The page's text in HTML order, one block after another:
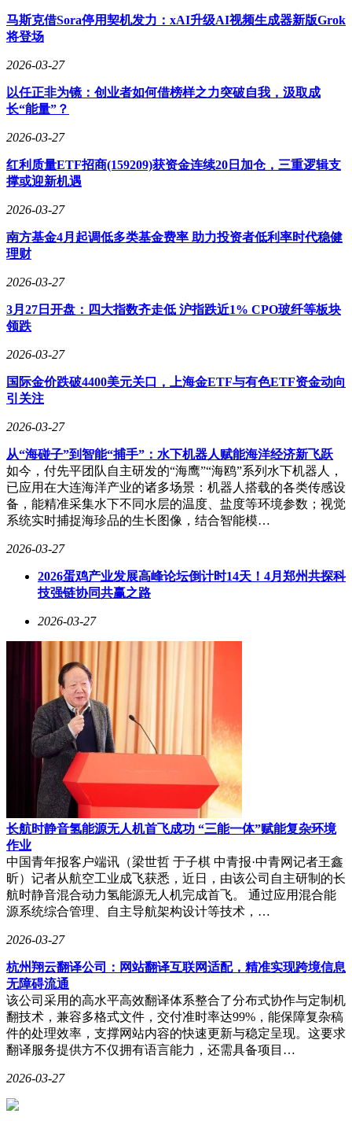
马斯克借Sora停用契机发力：xAI升级AI视频生成器新版Grok
将登场
2026-03-27
以任正非为镜：创业者如何借榜样之力突破自我，汲取成
长“能量”？
2026-03-27
红利质量ETF招商(159209)获资金连续20日加仓，三重逻辑支
撑或迎新机遇
2026-03-27
南方基金4月起调低多类基金费率 助力投资者低利率时代稳健
理财
2026-03-27
3月27日开盘：四大指数齐走低 沪指跌近1% CPO玻纤等板块
领跌
2026-03-27
国际金价跌破4400美元关口，上海金ETF与有色ETF资金动向
引关注
2026-03-27
从“海碰子”到智能“捕手”：水下机器人赋能海洋经济新飞跃
如今，付先平团队自主研发的“海鹰”“海鸥”系列水下机器人，
已应用在大连海洋产业的诸多场景：机器人搭载的各类传感设
备，能精准采集水下不同水层的温度、盐度等环境参数；视觉
系统实时捕捉海珍品的生长图像，结合智能模…
2026-03-27
2026蛋鸡产业发展高峰论坛倒计时14天！4月郑州共探科
技强链协同共赢之路
2026-03-27
长航时静音氢能源无人机首飞成功 “三能一体”赋能复杂环境
作业
中国青年报客户端讯（梁世哲 于子棋 中青报·中青网记者王鑫
昕）记者从航空工业成飞获悉，近日，由该公司自主研制的长
航时静音混合动力氢能源无人机完成首飞。 通过应用混合能
源系统综合管理、自主导航架构设计等技术，…
2026-03-27
杭州翔云翻译公司：网站翻译互联网适配，精准实现跨境信息
无障碍流通
该公司采用的高水平高效翻译体系整合了分布式协作与定制机
翻技术，兼容多格式文件，交付准时率达99%，能保障复杂稿
件的处理效率，支撑网站内容的快速更新与稳定呈现。这要求
翻译服务提供方不仅拥有语言能力，还需具备项目…
2026-03-27